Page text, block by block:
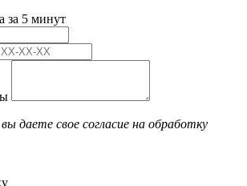
за 5 минут
даете свое согласие на обработку